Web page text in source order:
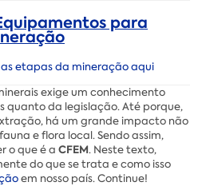
para
etapas da mineração aqui
exige um conhecimento
quanto da legislação. Até porque,
há um grande impacto não
e flora local. Sendo assim,
o que é a CFEM. Neste texto,
do que se trata e como isso
em nosso país. Continue!